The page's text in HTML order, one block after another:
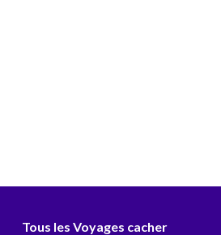
Tous les Voyages cacher